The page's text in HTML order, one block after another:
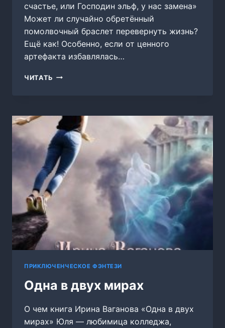
счастье, или Господин эльф, у нас замена»
Может ли случайно обретённый
помолвочный браслет перевернуть жизнь?
Ещё как! Особенно, если от ценного
артефакта избавлялась…
ЧИТАТЬ КРАДЕНОЕ
ЭЛЬФ,
У
НАС
ЗАМЕНА
ПРИКЛЮЧЕНЧЕСКОЕ ФЭНТЕЗИ
Одна в двух мирах
О чем книга Ирина Ваганова «Одна в двух
мирах» Юля — любимица колледжа,